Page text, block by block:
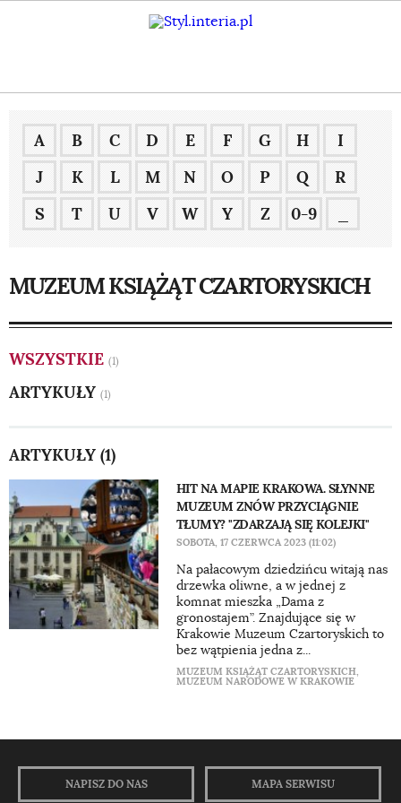
A B C D E F G H
I
J
K L M N O P Q
R
S
T U V W Y Z 0-9
MUZEUM KSIĄŻĄT CZARTORYSKICH
WSZYSTKIE (1)
ARTYKUŁY (1)
ARTYKUŁY (1)
HIT NA MAPIE KRAKOWA. SŁYNNE
MUZEUM ZNÓW PRZYCIĄGNIE
TŁUMY? "ZDARZAJĄ SIĘ KOLEJKI"
SOBOTA, 17 CZERWCA 2023 (11:02)
Na pałacowym dziedzińcu witają nas
drzewka oliwne, a w jednej z
komnat mieszka „Dama z
gronostajem”. Znajdujące się w
Krakowie Muzeum Czartoryskich to
bez wątpienia jedna z...
MUZEUM KSIĄŻĄT CZARTORYSKICH,
MUZEUM NARODOWE W KRAKOWIE
NAPISZ DO NAS MAPA SERWISU